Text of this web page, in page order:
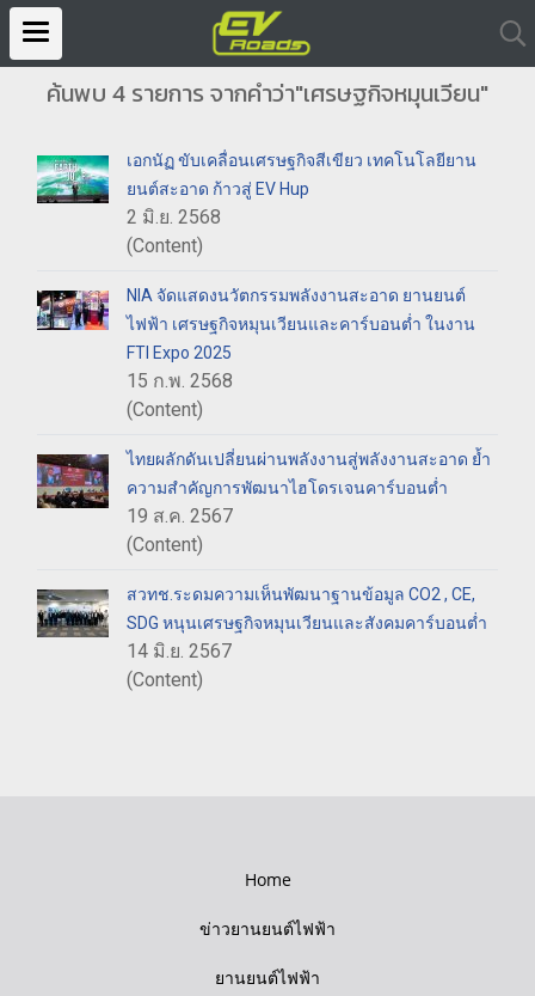
ค้นพบ 4 รายการ จากคำว่า"เศรษฐกิจหมุนเวียน"
เอกนัฏ ขับเคลื่อนเศรษฐกิจสีเขียว เทคโนโลยียาน
ยนต์สะอาด ก้าวสู่ EV Hup
2 มิ.ย. 2568
(Content)
NIA จัดแสดงนวัตกรรมพลังงานสะอาด ยานยนต์
ไฟฟ้า เศรษฐกิจหมุนเวียนและคาร์บอนต่ำ ในงาน
FTI Expo 2025
15 ก.พ. 2568
(Content)
ไทยผลักดันเปลี่ยนผ่านพลังงานสู่พลังงานสะอาด ย้ำ
ความสำคัญการพัฒนาไฮโดรเจนคาร์บอนต่ำ
19 ส.ค. 2567
(Content)
สวทช.ระดมความเห็นพัฒนาฐานข้อมูล CO2 , CE,
SDG หนุนเศรษฐกิจหมุนเวียนและสังคมคาร์บอนต่ำ
14 มิ.ย. 2567
(Content)
Home
ข่าวยานยนต์ไฟฟ้า
ยานยนต์ไฟฟ้า